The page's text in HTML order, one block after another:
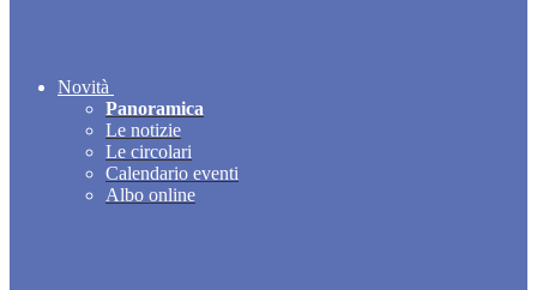
Novità
Panoramica
Le notizie
Le circolari
Calendario eventi
Albo online